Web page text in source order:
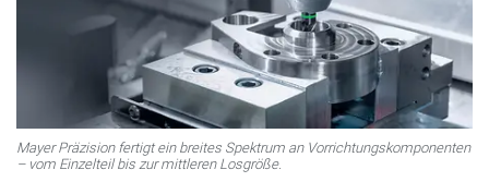
Mayer Präzision fertigt ein breites Spektrum an Vorrichtungskomponenten
– vom Einzelteil bis zur mittleren Losgröße.